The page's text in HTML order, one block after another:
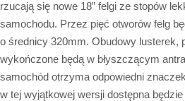
rzucają się nowe 18” felgi ze stopów
samochodu. Przez pięć otworów felg
o średnicy 320mm. Obudowy lusterek,
wykończone będą w błyszczącym
samochód otrzyma odpowiedni
w tej wyjątkowej wersji dostępna